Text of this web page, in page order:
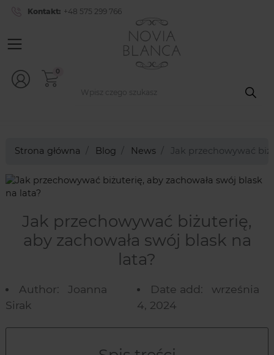
Kontakt: +48 575 299 766
0
Strona główna Blog News Jak przechowywać
Jak przechowywać biżuterię,
aby zachowała swój blask na
lata?
Author:
Joanna
Sirak
Date add:
września
4, 2024